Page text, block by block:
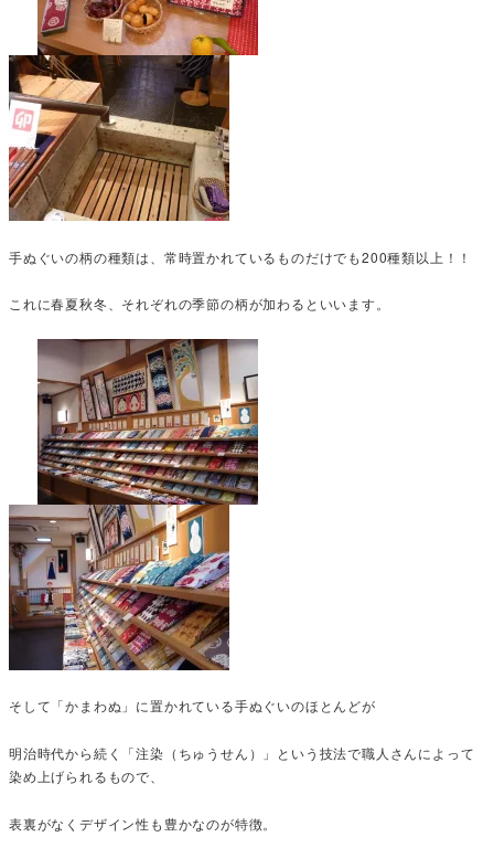
手ぬぐいの柄の種類は、常時置かれているものだけでも200種類以上！！
これに春夏秋冬、それぞれの季節の柄が加わるといいます。
そして「かまわぬ」に置かれている手ぬぐいのほとんどが
明治時代から続く「注染（ちゅうせん）」という技法で職人さんによって
染め上げられるもので、
表裏がなくデザイン性も豊かなのが特徴。